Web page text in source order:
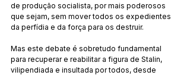
de produção socialista, por mais poderosos
que sejam, sem mover todos os expedientes
da perfídia e da força para os destruir.
Mas este debate é sobretudo fundamental
para recuperar e reabilitar a figura de Stalin,
vilipendiada e insultada por todos, desde